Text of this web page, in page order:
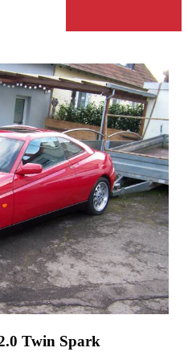
Twin Spark